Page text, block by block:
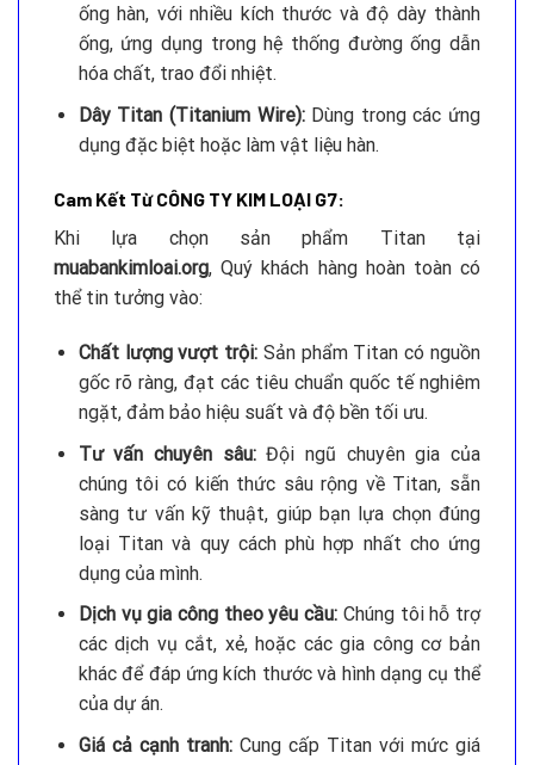
ống hàn, với nhiều kích thước và độ dày thành
ống, ứng dụng trong hệ thống đường ống dẫn
hóa chất, trao đổi nhiệt.
Dây Titan (Titanium Wire):Dùng trong các ứng
dụng đặc biệt hoặc làm vật liệu hàn.
Cam Kết Từ CÔNG TY KIM LOẠI G7:
Khi lựa chọn sản phẩm Titan tại
muabankimloai.org, Quý khách hàng hoàn toàn có
thể tin tưởng vào:
Chất lượng vượt trội: Sản phẩm Titan có nguồn
gốc rõ ràng, đạt các tiêu chuẩn quốc tế nghiêm
ngặt, đảm bảo hiệu suất và độ bền tối ưu.
Tư vấn chuyên sâu:Đội ngũ chuyên gia của
chúng tôi có kiến thức sâu rộng về Titan, sẵn
sàng tư vấn kỹ thuật, giúp bạn lựa chọn đúng
loại Titan và quy cách phù hợp nhất cho ứng
dụng của mình.
Dịch vụ gia công theo yêu cầu: Chúng tôi hỗ trợ
các dịch vụ cắt, xẻ, hoặc các gia công cơ bản
khác để đáp ứng kích thước và hình dạng cụ thể
của dự án.
Giá cả cạnh tranh:Cung cấp Titan với mức giá